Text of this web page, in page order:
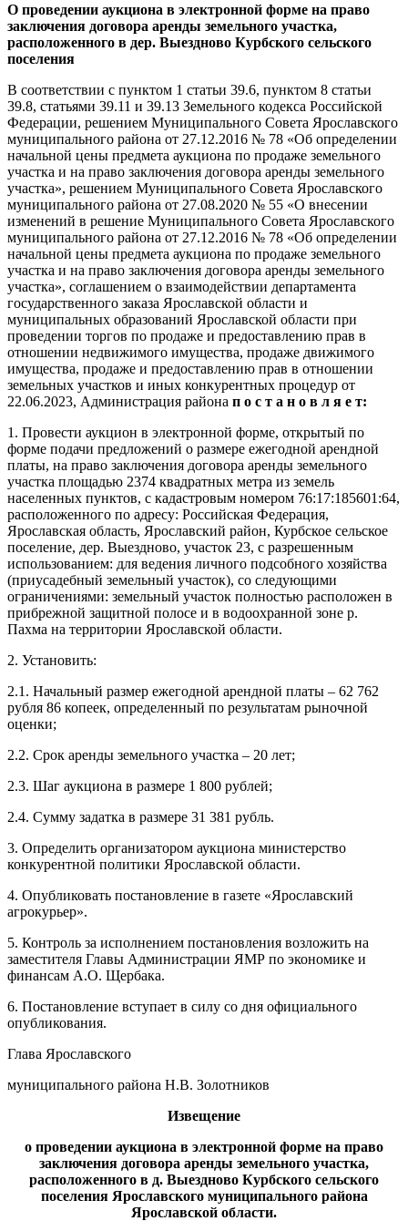
О проведении аукциона в электронной форме на право
заключения договора аренды земельного участка,
расположенного в дер. Выездново Курбского сельского
поселения
В соответствии с пунктом 1 статьи 39.6, пунктом 8 статьи
39.8, статьями 39.11 и 39.13 Земельного кодекса Российской
Федерации, решением Муниципального Совета Ярославского
муниципального района от 27.12.2016 № 78 «Об определении
начальной цены предмета аукциона по продаже земельного
участка и на право заключения договора аренды земельного
участка», решением Муниципального Совета Ярославского
муниципального района от 27.08.2020 № 55 «О внесении
изменений в решение Муниципального Совета Ярославского
муниципального района от 27.12.2016 № 78 «Об определении
начальной цены предмета аукциона по продаже земельного
участка и на право заключения договора аренды земельного
участка», соглашением о взаимодействии департамента
государственного заказа Ярославской области и
муниципальных образований Ярославской области при
проведении торгов по продаже и предоставлению прав в
отношении недвижимого имущества, продаже движимого
имущества, продаже и предоставлению прав в отношении
земельных участков и иных конкурентных процедур от
22.06.2023, Администрация района п о с т а н о в л я е т:
1. Провести аукцион в электронной форме, открытый по
форме подачи предложений о размере ежегодной арендной
платы, на право заключения договора аренды земельного
участка площадью 2374 квадратных метра из земель
населенных пунктов, с кадастровым номером 76:17:185601:64,
расположенного по адресу: Российская Федерация,
Ярославская область, Ярославский район, Курбское сельское
поселение, дер. Выездново, участок 23, с разрешенным
использованием: для ведения личного подсобного хозяйства
(приусадебный земельный участок), со следующими
ограничениями: земельный участок полностью расположен в
прибрежной защитной полосе и в водоохранной зоне р.
Пахма на территории Ярославской области.
2. Установить:
2.1. Начальный размер ежегодной арендной платы – 62 762
рубля 86 копеек, определенный по результатам рыночной
оценки;
2.2. Срок аренды земельного участка – 20 лет;
2.3. Шаг аукциона в размере 1 800 рублей;
2.4. Сумму задатка в размере 31 381 рубль.
3. Определить организатором аукциона министерство
конкурентной политики Ярославской области.
4. Опубликовать постановление в газете «Ярославский
агрокурьер».
5. Контроль за исполнением постановления возложить на
заместителя Главы Администрации ЯМР по экономике и
финансам А.О. Щербака.
6. Постановление вступает в силу со дня официального
опубликования.
Глава Ярославского
муниципального района Н.В. Золотников
Извещение
о проведении аукциона в электронной форме на право
заключения договора аренды земельного участка,
расположенного в д. Выездново Курбского сельского
поселения Ярославского муниципального района
Ярославской области.